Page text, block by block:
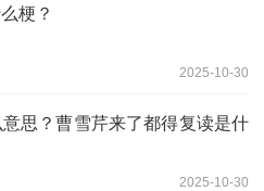
梗？
2025-10-30
思？曹雪芹来了都得复读是什
2025-10-30